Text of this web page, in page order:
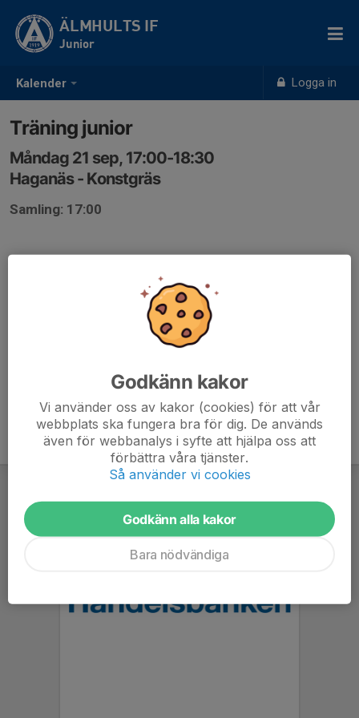
Kalender Logga in
ÄLMHULTS IF
Junior
Träning junior
Måndag 21 sep, 17:00-18:30
Haganäs - Konstgräs
Samling: 17:00
Godkänn kakor
Vi använder oss av kakor (cookies) för att vår
webbplats ska fungera bra för dig. De används
även för webbanalys i syfte att hjälpa oss att
förbättra våra tjänster.
Så använder vi cookies
Godkänn alla kakor
Bara nödvändiga